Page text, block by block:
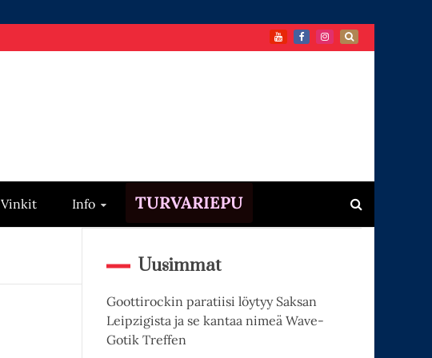
Vinkit Info TURVARIEPU
Uusimmat
Goottirockin paratiisi löytyy Saksan
Leipzigista ja se kantaa nimeä Wave-
Gotik Treffen